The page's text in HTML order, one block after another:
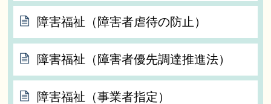
障害福祉（障害者虐待の防止）
障害福祉（障害者優先調達推進法）
障害福祉（事業者指定）